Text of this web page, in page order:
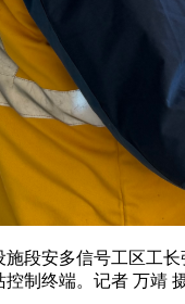
段安多信号工区工长
制终端。记者 万靖